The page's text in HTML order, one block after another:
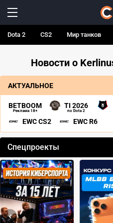
Dota 2 CS2 Мир танков
Новости о
АКТУАЛЬНОЕ
BETBOOM
Реклама 18+
TI 2026
по Dota 2
EWC CS2 EWC R6
Спецпроекты
‹